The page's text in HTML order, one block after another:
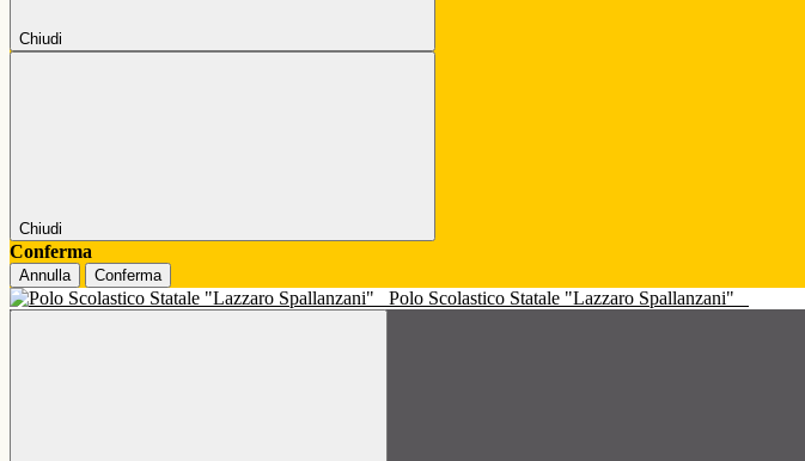
Chiudi
Chiudi
Conferma
Annulla Conferma
Polo Scolastico Statale "Lazzaro Spallanzani"